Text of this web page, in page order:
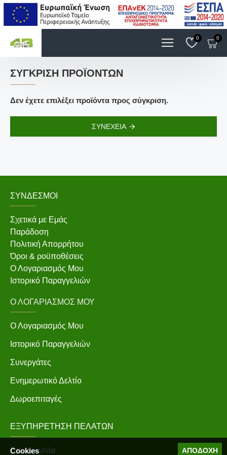
0 0
ΣΎΓΚΡΙΣΗ ΠΡΟΪΌΝΤΩΝ
Δεν έχετε επιλέξει προϊόντα προς σύγκριση.
ΣΥΝΈΧΕΙΑ
ΣΎΝΔΕΣΜΟΙ
Σχετικά με Εμάς
Παράδοση
Πολιτική Απορρήτου
Όροι & ροϋποθέσεις
Ο Λογαριασμός Μου
Ιστορικό Παραγγελιών
Ο ΛΟΓΑΡΙΑΣΜΌΣ ΜΟΥ
Ο Λογαριασμός Μου
Ιστορικό Παραγγελιών
Συνεργάτες
Ενημερωτικό Δελτίο
Δωροεπιταγές
ΕΞΥΠΗΡΈΤΗΣΗ ΠΕΛΑΤΏΝ
Επικοινωνία ΑΠΟΔΟΧΉ
Cookies